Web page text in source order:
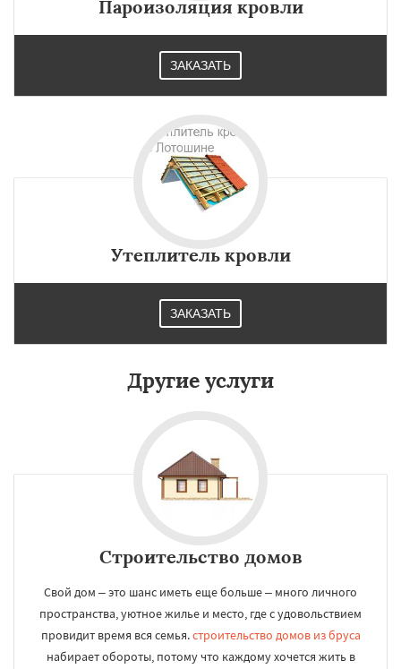
Пароизоляция кровли
ЗАКАЗАТЬ
Утеплитель кровли
ЗАКАЗАТЬ
Другие услуги
Строительство домов
Свой дом – это шанс иметь еще больше – много личного
пространства, уютное жилье и место, где с удовольствием
провидит время вся семья.строительство домов из бруса
набирает обороты, потому что каждому хочется жить в